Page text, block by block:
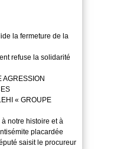
la fermeture de la
refuse la solidarité
AGRESSION
« GROUPE
notre histoire et à
placardée
saisit le procureur